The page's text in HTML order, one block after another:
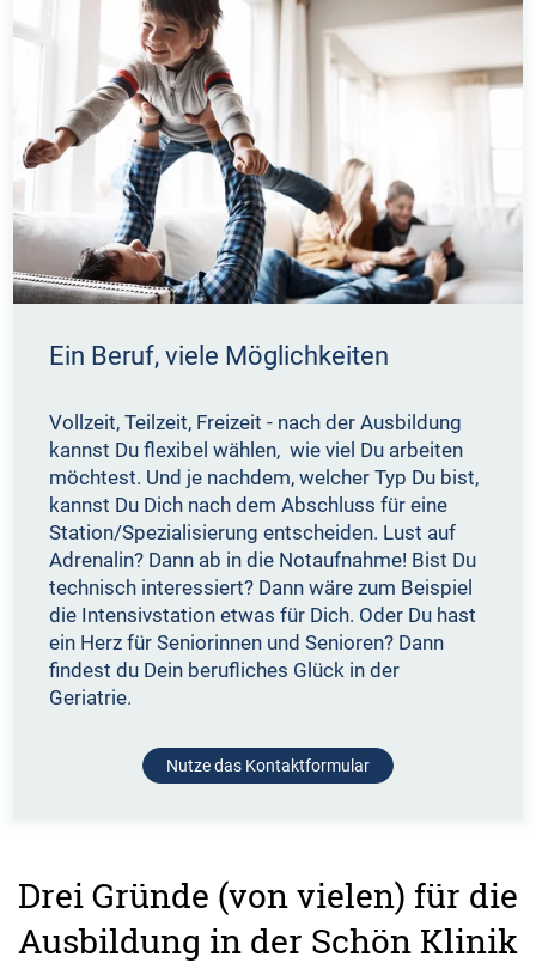
Ein Beruf, viele Möglichkeiten
Vollzeit, Teilzeit, Freizeit - nach der Ausbildung
kannst Du flexibel wählen, wie viel Du arbeiten
möchtest. Und je nachdem, welcher Typ Du bist,
kannst Du Dich nach dem Abschluss für eine
Station/Spezialisierung entscheiden. Lust auf
Adrenalin? Dann ab in die Notaufnahme! Bist Du
technisch interessiert? Dann wäre zum Beispiel
die Intensivstation etwas für Dich. Oder Du hast
ein Herz für Seniorinnen und Senioren? Dann
findest du Dein berufliches Glück in der
Geriatrie.
Nutze das Kontaktformular
Drei Gründe (von vielen) für die
Ausbildung in der Schön Klinik